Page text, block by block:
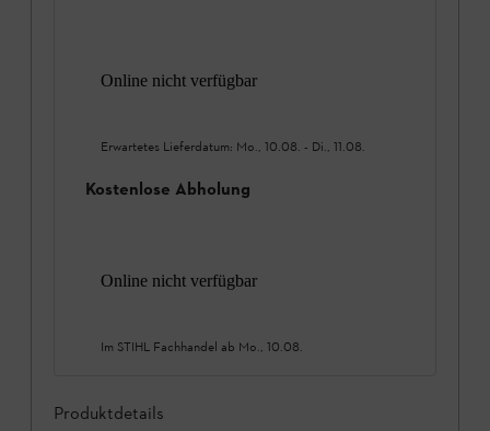
Online nicht verfügbar
Erwartetes Lieferdatum: Mo., 10.08. - Di., 11.08.
Kostenlose Abholung
Online nicht verfügbar
Im STIHL Fachhandel ab Mo., 10.08.
Produktdetails